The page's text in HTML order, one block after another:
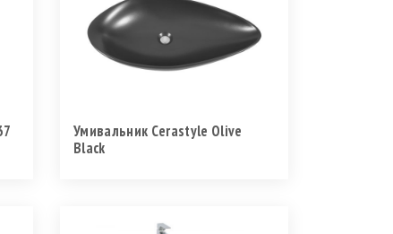
Умивальник Cerastyle Olive
Black